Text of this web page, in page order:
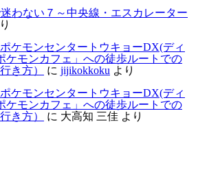
わない７～中央線・エスカレーター
ケモンセンタートウキョーDX(ディ
ケモンカフェ」への徒歩ルートでの
き方）
に jijikokkoku より
ケモンセンタートウキョーDX(ディ
ケモンカフェ」への徒歩ルートでの
き方）
に 大高知 三佳 より